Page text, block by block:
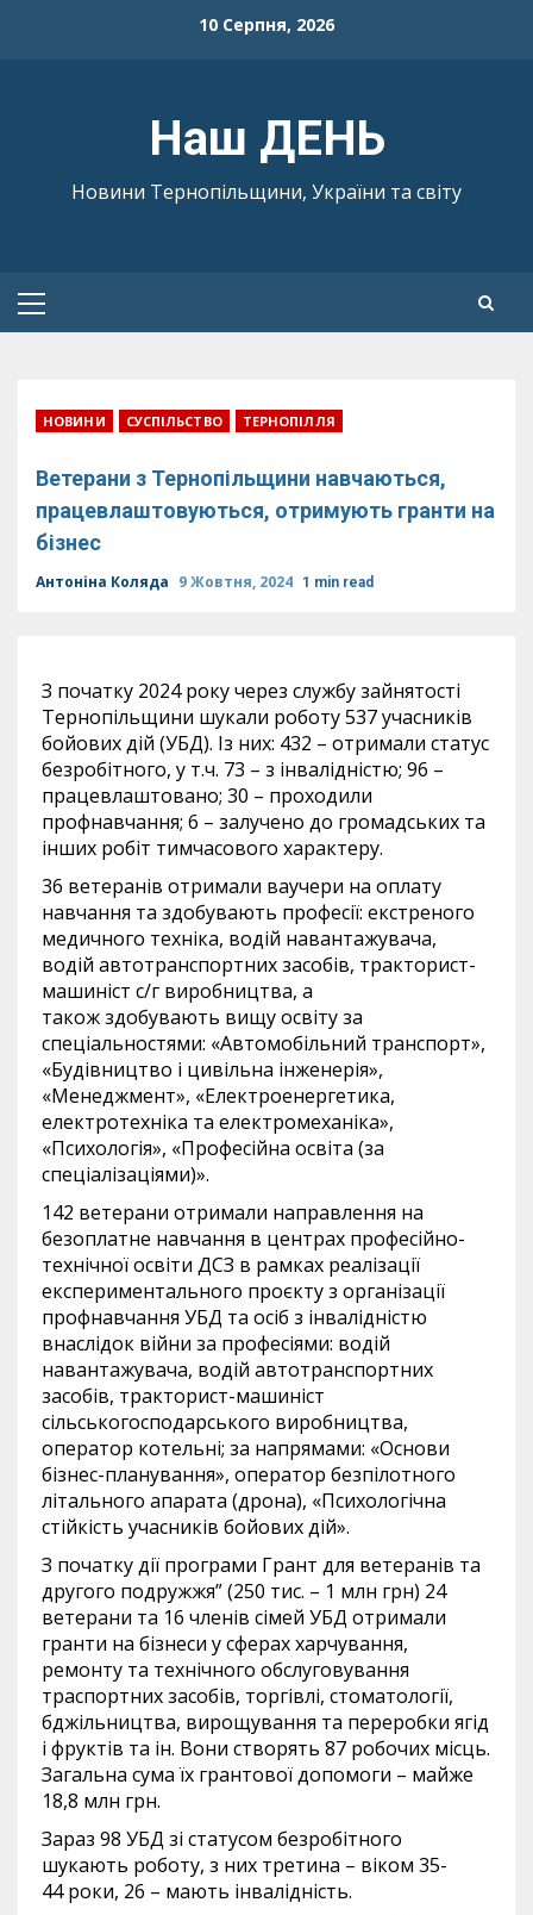
10 Серпня, 2026
Наш ДЕНЬ
Новини Тернопільщини, України та світу
Primary
НОВИНИ СУСПІЛЬСТВО ТЕРНОПІЛЛЯ
Ветерани з Тернопільщини навчаються,
працевлаштовуються, отримують гранти на
бізнес
Антоніна Коляда 9 Жовтня, 2024 1 min read
З початку 2024 року через службу зайнятості
Тернопільщини шукали роботу 537 учасників
бойових дій (УБД). Із них: 432 – отримали статус
безробітного, у т.ч. 73 – з інвалідністю; 96 –
працевлаштовано; 30 – проходили
профнавчання; 6 – залучено до громадських та
інших робіт тимчасового характеру.
36 ветеранів отримали ваучери на оплату
навчання та здобувають професії: екстреного
медичного техніка, водій навантажувача,
водій автотранспортних засобів, тракторист-
машиніст с/г виробництва, а
також здобувають вищу освіту за
спеціальностями: «Автомобільний транспорт»,
«Будівництво і цивільна інженерія»,
«Менеджмент», «Електроенергетика,
електротехніка та електромеханіка»,
«Психологія», «Професійна освіта (за
спеціалізаціями)».
142 ветерани отримали направлення на
безоплатне навчання в центрах професійно-
технічної освіти ДСЗ в рамках реалізації
експериментального проєкту з організації
профнавчання УБД та осіб з інвалідністю
внаслідок війни за професіями: водій
навантажувача, водій автотранспортних
засобів, тракторист-машиніст
сільськогосподарського виробництва,
оператор котельні; за напрямами: «Основи
бізнес-планування», оператор безпілотного
літального апарата (дрона), «Психологічна
стійкість учасників бойових дій».
З початку дії програми Грант для ветеранів та
другого подружжя” (250 тис. – 1 млн грн) 24
ветерани та 16 членів сімей УБД отримали
гранти на бізнеси у сферах харчування,
ремонту та технічного обслуговування
траспортних засобів, торгівлі, стоматології,
бджільництва, вирощування та переробки ягід
і фруктів та ін. Вони створять 87 робочих місць.
Загальна сума їх грантової допомоги – майже
18,8 млн грн.
Зараз 98 УБД зі статусом безробітного
шукають роботу, з них третина – віком 35-
44 роки, 26 – мають інвалідність.